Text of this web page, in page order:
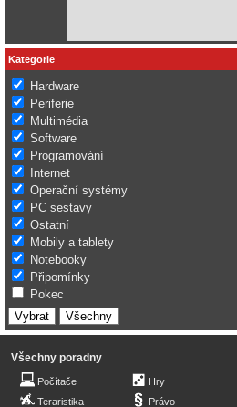
Kategorie
Hardware
Periferie
Multimédia
Software
Programování
Internet
Operační systémy
PC sestavy
Ostatní
Mobily a tablety
Notebooky
Připomínky
Pokec
Všechny poradny
Počítače
Teraristika
Hry
Právo